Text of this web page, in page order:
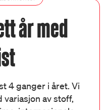
år med
4 ganger i året. Vi
av stoff,